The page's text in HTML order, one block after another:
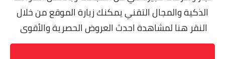
الذكية والمجال التقني يمكنك زيارة الموقع من خلال
النقر هنالمشاهدة احدث العروض الحصرية والأقوى